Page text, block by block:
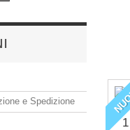
e Spedizione